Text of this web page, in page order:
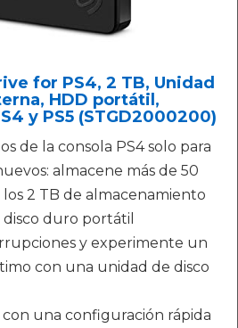
for PS4, 2 TB, Unidad
HDD portátil,
y PS5 (STGD2000200)
de la consola PS4 solo para
almacene más de 50
los 2 TB de almacenamiento
duro portátil
y experimente un
con una unidad de disco
con una configuración rápida